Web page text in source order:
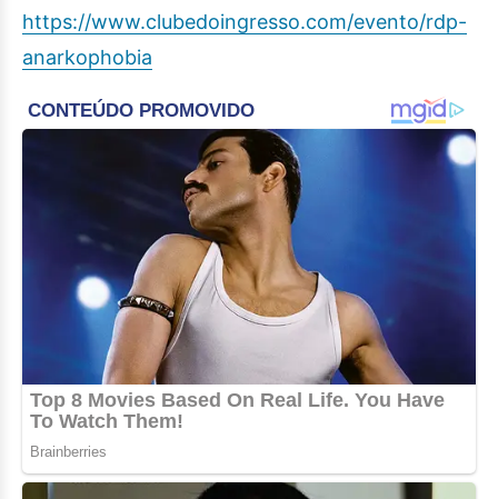
https://www.clubedoingresso.com/evento/rdp-
anarkophobia